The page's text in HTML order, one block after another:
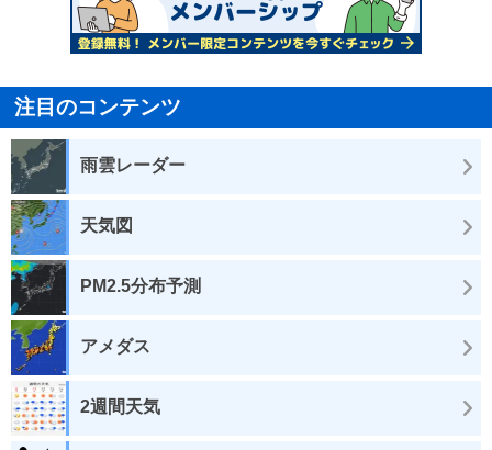
注目のコンテンツ
雨雲レーダー
天気図
PM2.5分布予測
アメダス
2週間天気